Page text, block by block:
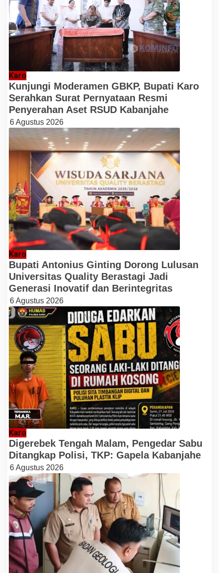
Karo
Kunjungi Moderamen GBKP, Bupati Karo
Serahkan Surat Pernyataan Resmi
Penyerahan Aset RSUD Kabanjahe
6 Agustus 2026
Karo
Bupati Antonius Ginting Dorong Lulusan
Universitas Quality Berastagi Jadi
Generasi Inovatif dan Berintegritas
6 Agustus 2026
Karo
Digerebek Tengah Malam, Pengedar Sabu
Ditangkap Polisi, TKP: Gapela Kabanjahe
6 Agustus 2026